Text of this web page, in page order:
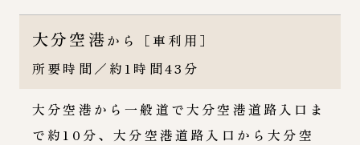
大分空港から［車利用］
所要時間／約1時間43分
大分空港から一般道で大分空港道路入口ま
で約10分、大分空港道路入口から大分空